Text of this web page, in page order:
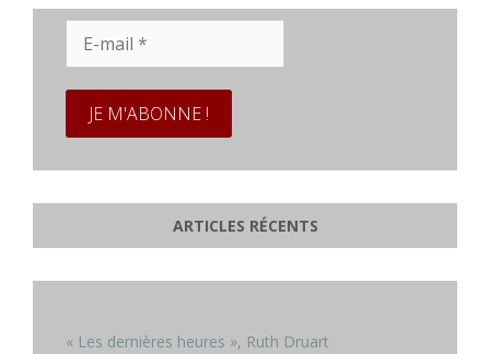
mail
ARTICLES RÉCENTS
« Les dernières heures », Ruth Druart